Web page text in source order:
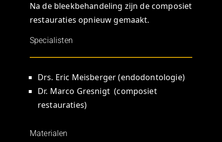
Na de bleekbehandeling zijn de composiet
restauraties opnieuw gemaakt.
Specialisten
Drs. Eric Meisberger (endodontologie)
Dr. Marco Gresnigt (composiet
restauraties)
Materialen